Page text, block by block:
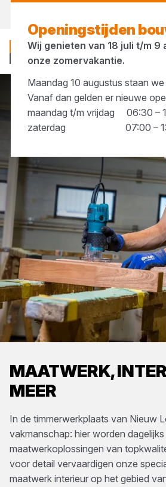
MAATWERK,
MEER
In de timmerwerkplaats van Nieuw
vakmanschap: hier worden dagelijks
maatwerkoplossingen van
voor detail vervaardigen onze
maatwerk interieur op het gebied
Alle services Maatwerk
Openingstijden
Wij genieten van 18 juli t/m 9
onze zomervakantie.
Maandag 10 augustus staan we
Vanaf dan gelden er nieuwe
maandag t/m vrijdag 06:30 –
zaterdag 07:00 –